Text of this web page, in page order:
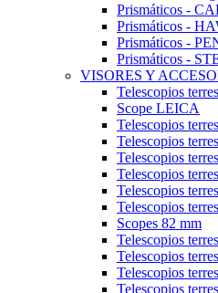
Prismáticos -
Prismáticos -
Prismáticos -
Prismáticos -
VISORES Y
Telescopios
Scope LEICA
Telescopios
Telescopios
Telescopios
Telescopios
Telescopios
Telescopios
Scopes 82 mm
Telescopios
Telescopios
Telescopios
Telescopios